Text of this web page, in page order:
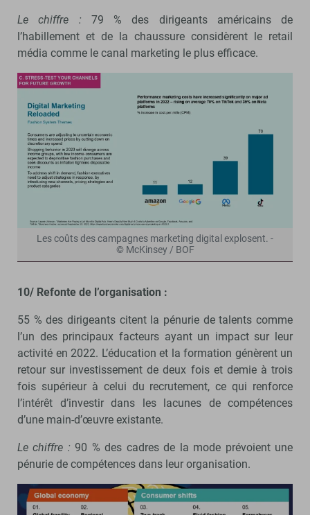
Le chiffre : 79 % des dirigeants américains de
l’habillement et de la chaussure considèrent le retail
média comme le canal marketing le plus efficace.
Les coûts des campagnes marketing digital explosent. -
© McKinsey / BOF
10/ Refonte de l’organisation :
55 % des dirigeants citent la pénurie de talents comme
l’un des principaux facteurs ayant un impact sur leur
activité en 2022. L’éducation et la formation génèrent un
retour sur investissement de deux fois et demie à trois
fois supérieur à celui du recrutement, ce qui renforce
l’intérêt d’investir dans les lacunes de compétences
d’une main-d’œuvre existante.
Le chiffre : 90 % des cadres de la mode prévoient une
pénurie de compétences dans leur organisation.